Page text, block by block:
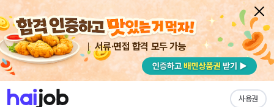
서류·면접 합격 모두 가능
사용권
채용공고 자소서 자유항목 자소서 내 작성목록
피에스케이 즐겨찾기